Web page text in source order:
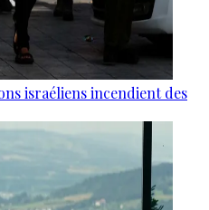
israéliens incendient des